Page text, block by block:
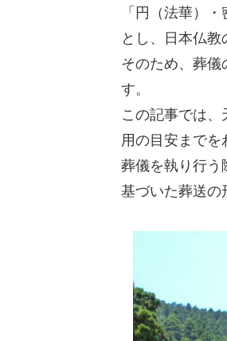
「円（法華）
とし、日本仏
そのため、葬
す。
この記事では
用の目安までを
葬儀を執り行う
基づいた葬送の